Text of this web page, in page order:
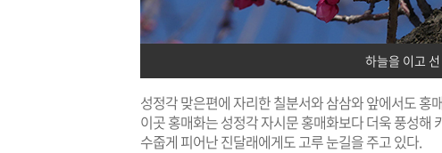
하늘을 이고
성정각 맞은편에 자리한 칠분서와 삼삼와 앞에서도 홍
이곳 홍매화는 성정각 자시문 홍매화보다 더욱 풍성해
수줍게 피어난 진달래에게도 고루 눈길을 주고 있다.